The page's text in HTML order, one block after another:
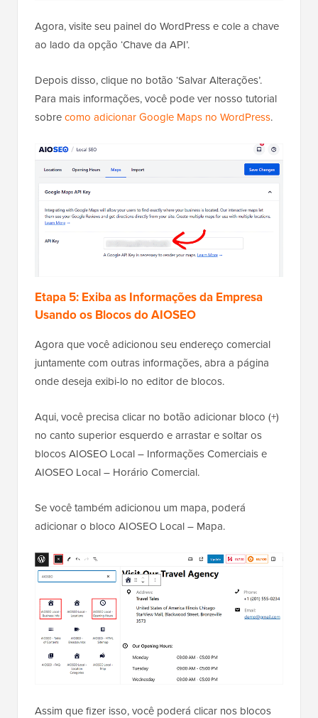
Agora, visite seu painel do WordPress e cole a chave
ao lado da opção ‘Chave da API’.
Depois disso, clique no botão ‘Salvar Alterações’.
Para mais informações, você pode ver nosso tutorial
sobrecomo adicionar Google Maps no WordPress.
Etapa 5: Exiba as Informações da Empresa
Usando os Blocos do AIOSEO
Agora que você adicionou seu endereço comercial
juntamente com outras informações, abra a página
onde deseja exibi-lo no editor de blocos.
Aqui, você precisa clicar no botão adicionar bloco (+)
no canto superior esquerdo e arrastar e soltar os
blocos AIOSEO Local – Informações Comerciais e
AIOSEO Local – Horário Comercial.
Se você também adicionou um mapa, poderá
adicionar o bloco AIOSEO Local – Mapa.
Assim que fizer isso, você poderá clicar nos blocos